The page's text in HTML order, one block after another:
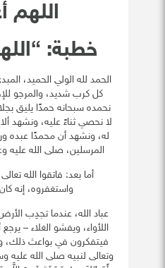
اللهم
خطبة:
الحمد لله الولي الحميد،
كل كرب شديد، والمرجو
نحمده سبحانه حمدًا يليق
لا نحصي ثناءً عليه، ونشهد
له، ونشهد أن محمدًا عبده
المرسلين، صلى الله عليه
أما بعد: فاتقوا الله
واستغفروه، إنه
عباد الله، عندما تجدِب
اللأواء، ويفشو الغلاء –
فيتفكرون في بواعث ذلك،
وتعالى لنبيه صلى الله